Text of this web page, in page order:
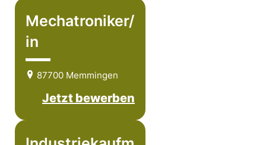
Mechatroniker/
in
87700 Memmingen
Jetzt bewerben